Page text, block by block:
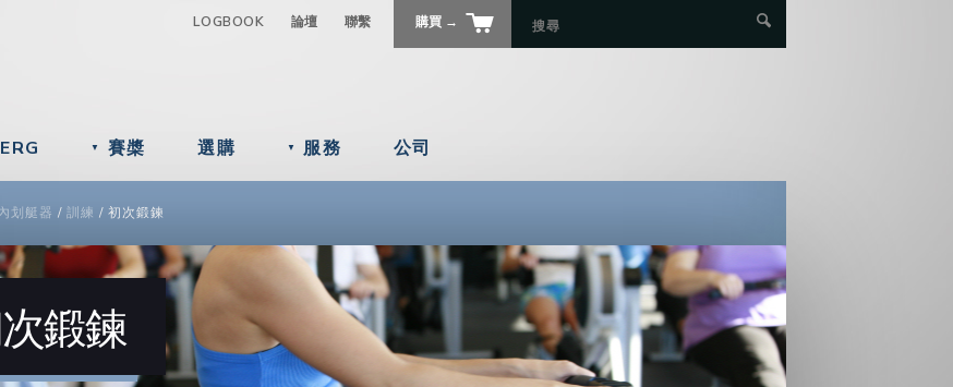
Jump to navigation
LOGBOOK 論壇 聯繫 購買 →
▼ 賽槳 選購 ▼ 服務 公司
HERE
划艇器 / 訓練 / 初次鍛鍊
鍛鍊